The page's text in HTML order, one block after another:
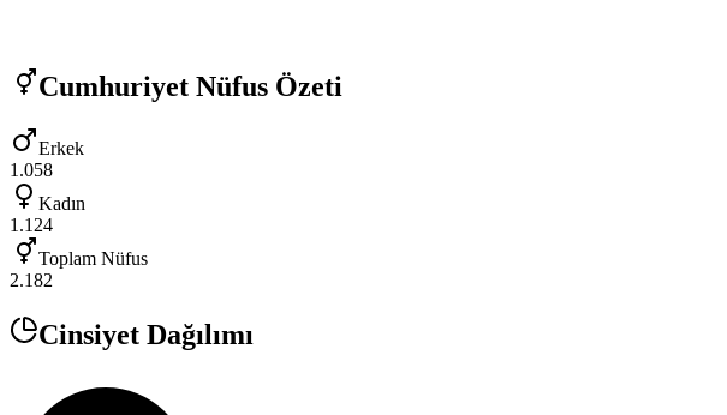
Cumhuriyet Nüfus Özeti
Erkek
1.058
Kadın
1.124
Toplam Nüfus
2.182
Cinsiyet Dağılımı